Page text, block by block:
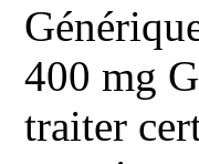
400 mg
traiter